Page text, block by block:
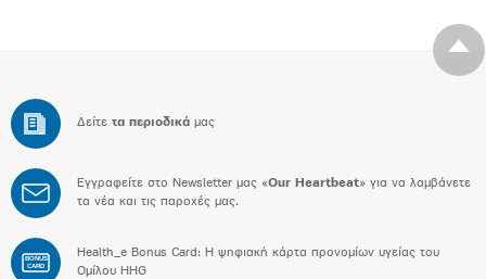
Δείτε τα περιοδικά μας
Εγγραφείτε στο Newsletter μας «Our Heartbeat» για να λαμβάνετε
τα νέα και τις παροχές μας.
BONUS
CARD
Health_e Bonus Card: H ψηφιακή κάρτα προνομίων υγείας του
Ομίλου HHG